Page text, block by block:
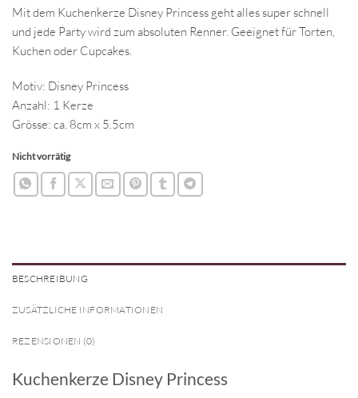
Mit dem Kuchenkerze Disney Princess geht alles super schnell
und jede Party wird zum absoluten Renner. Geeignet für Torten,
Kuchen oder Cupcakes.
Motiv: Disney Princess
Anzahl: 1 Kerze
Grösse: ca. 8cm x 5.5cm
Nicht vorrätig
BESCHREIBUNG
ZUSÄTZLICHE INFORMATIONEN
REZENSIONEN (0)
Kuchenkerze Disney Princess